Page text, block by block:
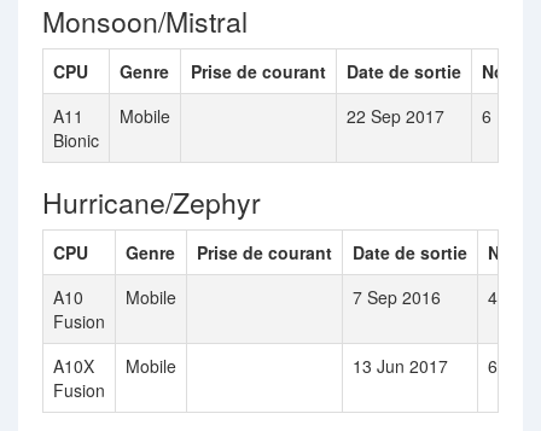
Monsoon/Mistral
CPU Genre Prise de courant Date de sortie
A11
Bionic
Mobile 22 Sep 2017 6
Hurricane/Zephyr
CPU Genre Prise de courant Date de sortie
A10
Fusion
Mobile 7 Sep 2016 4
A10X
Fusion
Mobile 13 Jun 2017 6